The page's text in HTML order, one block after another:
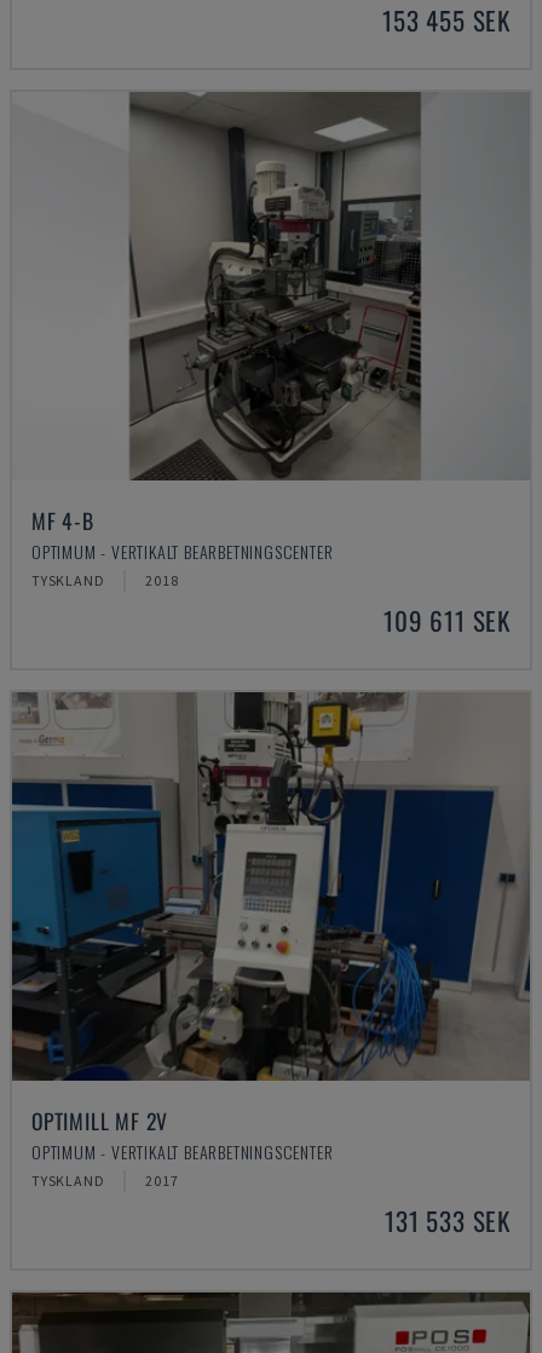
153 455 SEK
MF 4-B
OPTIMUM - VERTIKALT BEARBETNINGSCENTER
TYSKLAND 2018
109 611 SEK
OPTIMILL MF 2V
OPTIMUM - VERTIKALT BEARBETNINGSCENTER
TYSKLAND 2017
131 533 SEK